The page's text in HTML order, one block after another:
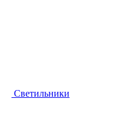
Светильники